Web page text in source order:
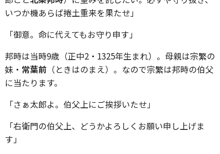
いつか機あらば捲土重来を果たせ」
「御意。命に代えてもお守り申す」
邦時は当時9歳（正中2・1325年生まれ）。母親は宗繁の
妹・ 常葉前 （ときはのまえ）。なので宗繁は邦時の伯父
に当たります。
「さぁ太郎よ。伯父上にご挨拶いたせ」
「右衛門の伯父上、どうかよろしくお願い申し上げま
す」